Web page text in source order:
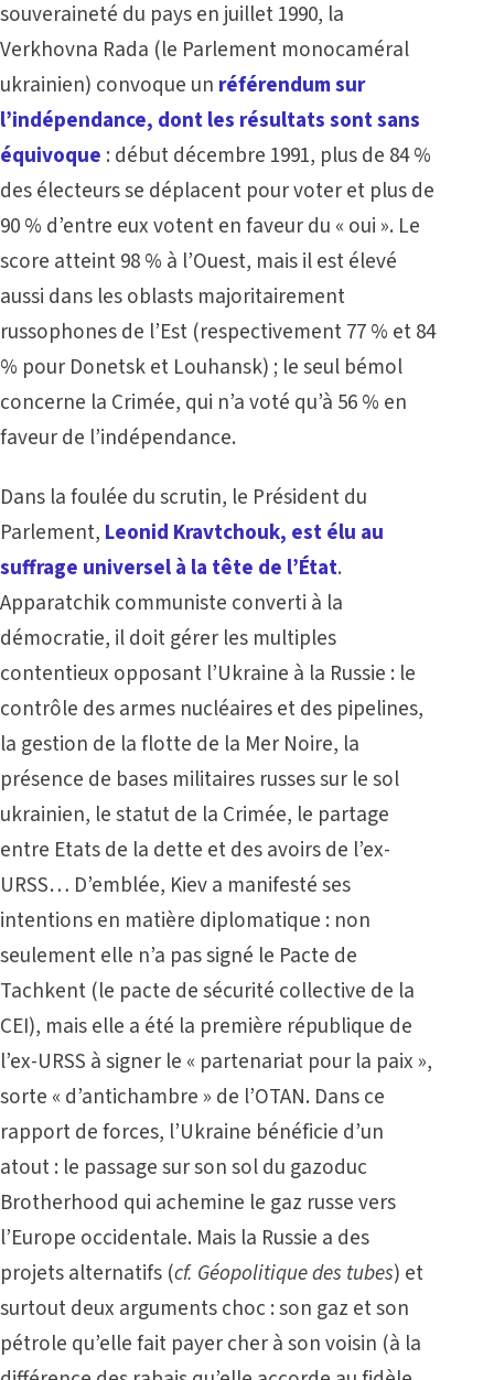
souveraineté du pays en juillet 1990, la
Verkhovna Rada (le Parlement monocaméral
ukrainien) convoque un référendum sur
l’indépendance, dont les résultats sont sans
équivoque : début décembre 1991, plus de 84 %
des électeurs se déplacent pour voter et plus de
90 % d’entre eux votent en faveur du « oui ». Le
score atteint 98 % à l’Ouest, mais il est élevé
aussi dans les oblasts majoritairement
russophones de l’Est (respectivement 77 % et 84
% pour Donetsk et Louhansk) ; le seul bémol
concerne la Crimée, qui n’a voté qu’à 56 % en
faveur de l’indépendance.
Dans la foulée du scrutin, le Président du
Parlement, Leonid Kravtchouk, est élu au
suffrage universel à la tête de l’État.
Apparatchik communiste converti à la
démocratie, il doit gérer les multiples
contentieux opposant l’Ukraine à la Russie : le
contrôle des armes nucléaires et des pipelines,
la gestion de la flotte de la Mer Noire, la
présence de bases militaires russes sur le sol
ukrainien, le statut de la Crimée, le partage
entre Etats de la dette et des avoirs de l’ex-
URSS… D’emblée, Kiev a manifesté ses
intentions en matière diplomatique : non
seulement elle n’a pas signé le Pacte de
Tachkent (le pacte de sécurité collective de la
CEI), mais elle a été la première république de
l’ex-URSS à signer le « partenariat pour la paix »,
sorte « d’antichambre » de l’OTAN. Dans ce
rapport de forces, l’Ukraine bénéficie d’un
atout : le passage sur son sol du gazoduc
Brotherhood qui achemine le gaz russe vers
l’Europe occidentale. Mais la Russie a des
projets alternatifs (cf. Géopolitique des tubes) et
surtout deux arguments choc : son gaz et son
pétrole qu’elle fait payer cher à son voisin (à la